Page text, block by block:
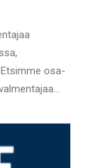
osa-